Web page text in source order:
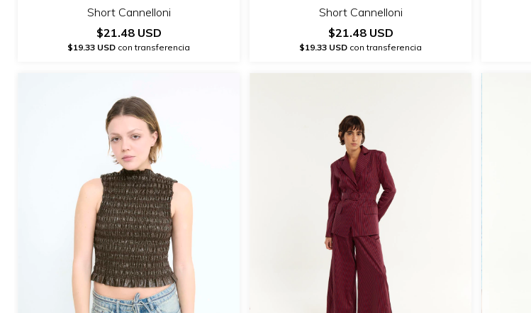
Short Cannelloni
$21.48 USD
$19.33 USD con transferencia
Short Cannelloni
$21.48 USD
$19.33 USD con transferencia